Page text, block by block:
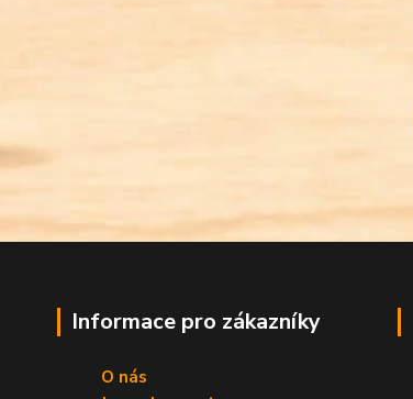
Informace pro zákazníky
O nás